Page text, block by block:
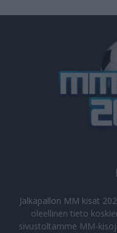
Jalkapallon MM kisat
oleellinen tieto
sivustoltamme MM-